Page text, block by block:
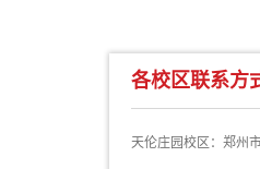
各校区联系方
天伦庄园校区：郑州